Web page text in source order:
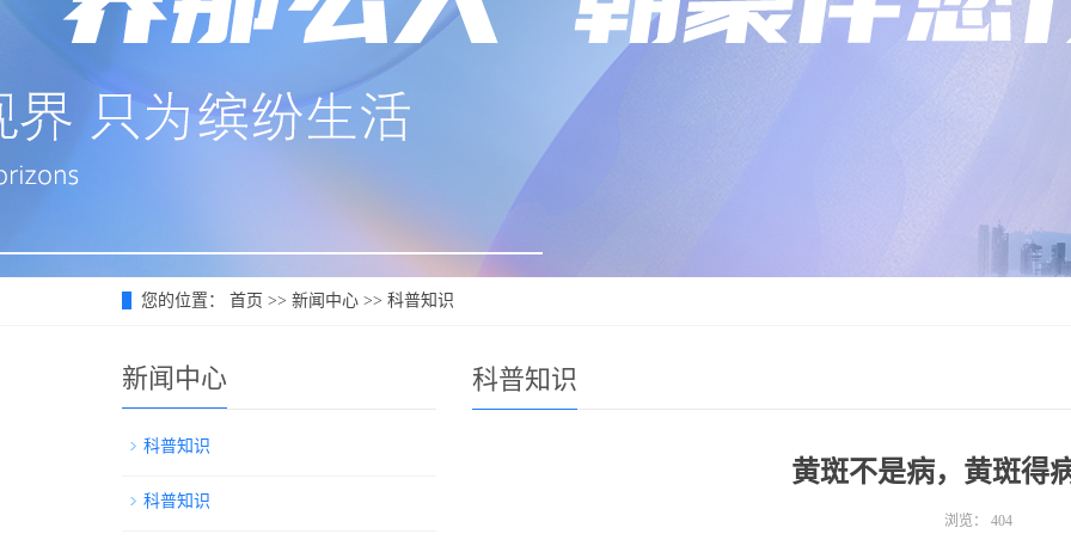
您的位置： 首页 >> 新闻中心 >> 科普知识
科普知识
黄斑不是病，黄斑得
浏览： 404
新闻中心
科普知识
科普知识